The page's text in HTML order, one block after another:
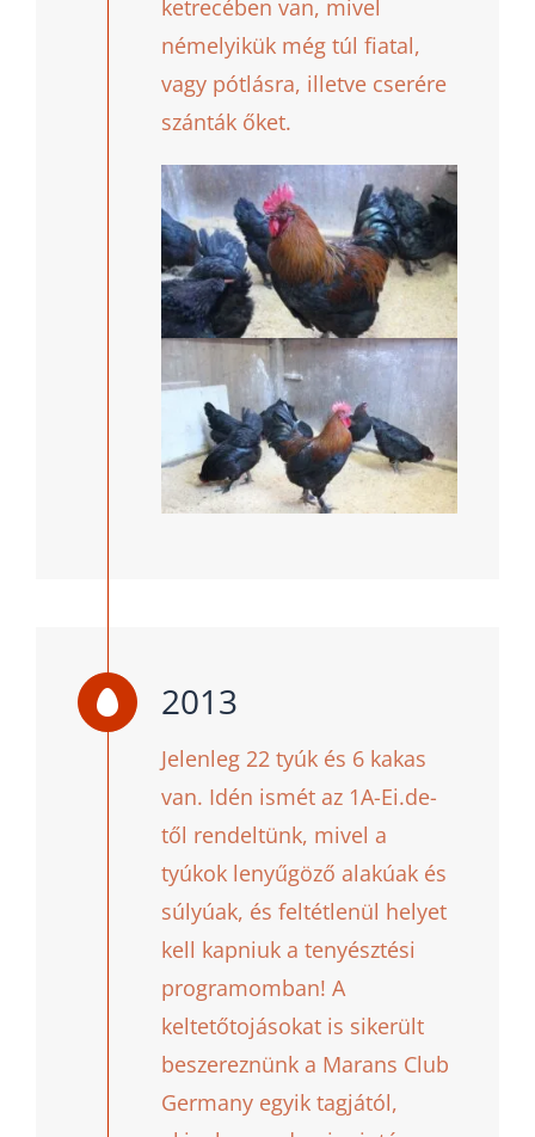
ketrecében van, mivel
némelyikük még túl fiatal,
vagy pótlásra, illetve cserére
szánták őket.
2013
Jelenleg 22 tyúk és 6 kakas
van. Idén ismét az 1A-Ei.de-
től rendeltünk, mivel a
tyúkok lenyűgöző alakúak és
súlyúak, és feltétlenül helyet
kell kapniuk a tenyésztési
programomban! A
keltetőtojásokat is sikerült
beszereznünk a Marans Club
Germany egyik tagjától,